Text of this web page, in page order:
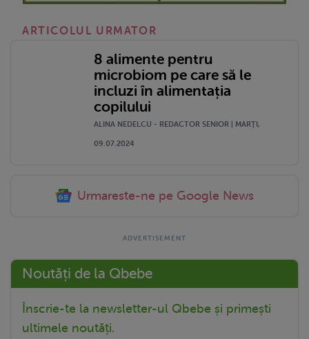
ARTICOLUL URMATOR
8 alimente pentru
microbiom pe care să le
incluzi în alimentația
copilului
ALINA NEDELCU - REDACTOR SENIOR | MARŢI,
09.07.2024
Urmareste-ne pe Google News
Noutăți de la Qbebe
Înscrie-te la newsletter-ul Qbebe și primești
ultimele noutăți.